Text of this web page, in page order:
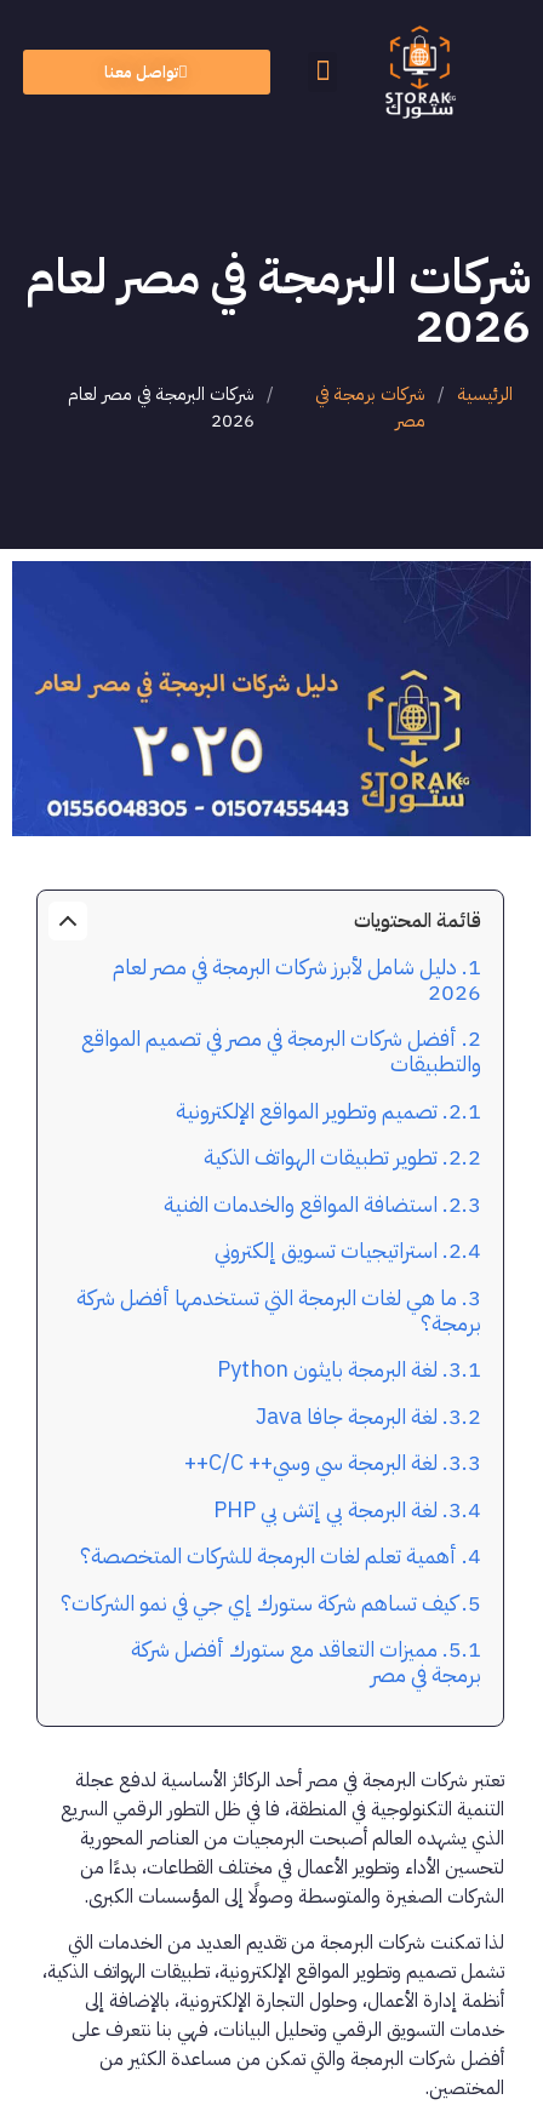
تواصل معنا
شركات البرمجة في مصر لعام
2026
الرئيسية / شركات برمجة في
مصر
/ شركات البرمجة في مصر لعام
2026
قائمة المحتويات
دليل شامل لأبرز شركات البرمجة في مصر لعام
2026
أفضل شركات البرمجة في مصر في تصميم المواقع
والتطبيقات
تصميم وتطوير المواقع الإلكترونية
تطوير تطبيقات الهواتف الذكية
استضافة المواقع والخدمات الفنية
استراتيجيات تسويق إلكتروني
ما هي لغات البرمجة التي تستخدمها أفضل شركة
برمجة؟
لغة البرمجة بايثون Python
لغة البرمجة جافا Java
لغة البرمجة سي وسي++ C/C++
لغة البرمجة بي إتش بي PHP
أهمية تعلم لغات البرمجة للشركات المتخصصة؟
كيف تساهم شركة ستورك إي جي في نمو الشركات؟
مميزات التعاقد مع ستورك أفضل شركة
برمجة في مصر
تعتبر شركات البرمجة في مصر أحد الركائز الأساسية لدفع عجلة
التنمية التكنولوجية في المنطقة، فا في ظل التطور الرقمي السريع
الذي يشهده العالم أصبحت البرمجيات من العناصر المحورية
لتحسين الأداء وتطوير الأعمال في مختلف القطاعات، بدءًا من
الشركات الصغيرة والمتوسطة وصولًا إلى المؤسسات الكبرى.
لذا تمكنت شركات البرمجة من تقديم العديد من الخدمات التي
تشمل تصميم وتطوير المواقع الإلكترونية، تطبيقات الهواتف الذكية،
أنظمة إدارة الأعمال، وحلول التجارة الإلكترونية، بالإضافة إلى
خدمات التسويق الرقمي وتحليل البيانات، فهي بنا نتعرف على
أفضل شركات البرمجة والتي تمكن من مساعدة الكثير من
المختصين.